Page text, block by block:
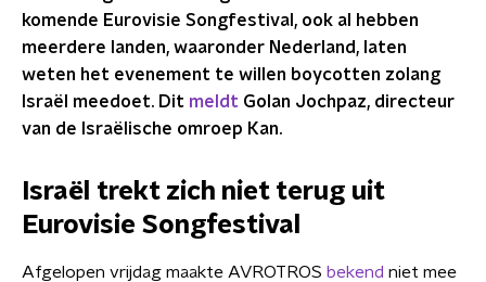
komende Eurovisie Songfestival, ook al hebben
meerdere landen, waaronder Nederland, laten
weten het evenement te willen boycotten zolang
Israël meedoet. Dit meldt Golan Jochpaz, directeur
van de Israëlische omroep Kan.
Israël trekt zich niet terug uit
Eurovisie Songfestival
Afgelopen vrijdag maakte AVROTROS bekend niet mee